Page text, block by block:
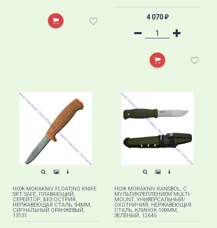
4 070 ₽
НОЖ MORAKNIV FLOATING KNIFE
SRT SAFE, ПЛАВАЮЩИЙ,
СЕРЕЙТОР, БЕЗ ОСТРИЯ,
НЕРЖАВЕЮЩАЯ СТАЛЬ, 94ММ,
СИГНАЛЬНЫЙ ОРАНЖЕВЫЙ,
13131
НОЖ MORAKNIV KANSBOL, С
МУЛЬТИКРЕПЛЕНИЕМ MULTI-
MOUNT, УНИВЕРСАЛЬНЫЙ/
ОХОТНИЧИЙ, НЕРЖАВЕЮЩАЯ
СТАЛЬ, КЛИНОК 109ММ,
ЗЕЛЁНЫЙ, 12645